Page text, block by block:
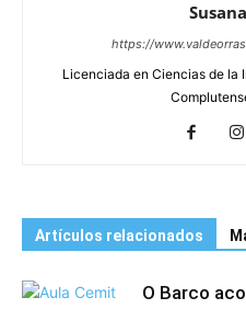
https://
Licenciada en Ciencias de la
Artículos relacionados
O Barco